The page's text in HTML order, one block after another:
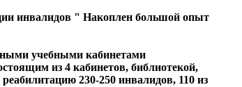
инвалидов " Накоплен большой опыт
учебными кабинетами
из 4 кабинетов, библиотекой,
230-250 инвалидов, 110 из